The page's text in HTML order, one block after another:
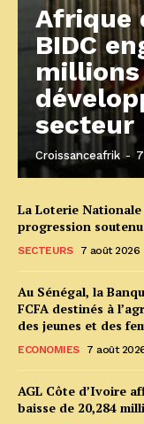
Afrique
BIDC
millions
secteur
Croissanceafrik -
La Loterie
progression
SECTEURS 7 août 2026
Au Sénégal, la
FCFA destinés à
des jeunes et des
ECONOMIES 7 août
AGL Côte d’Ivoire
baisse de 20,284